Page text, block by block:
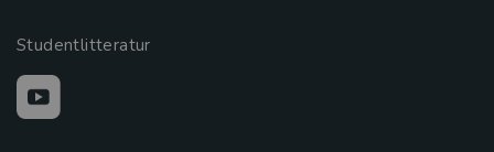
Studentlitteratur